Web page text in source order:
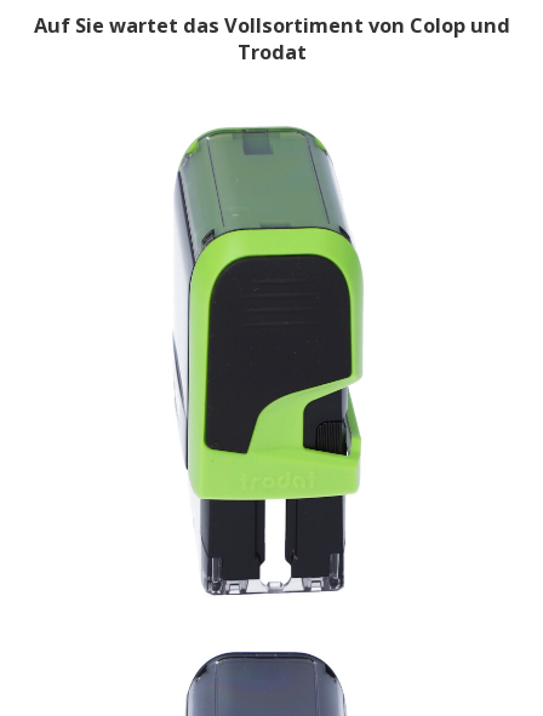
Auf Sie wartet das Vollsortiment von Colop und
Trodat